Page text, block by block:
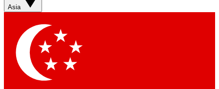
Asia